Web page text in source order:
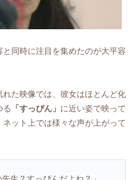
同時に注目を集めたのが大平容
た映像では、彼女はほとんど化
る
「すっぴん」 に近い姿で映って
ット上では様々な声が上がって